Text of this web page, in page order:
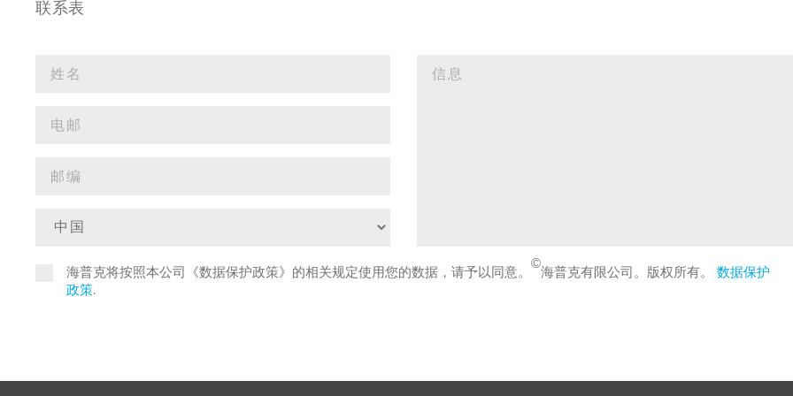
联系表
海普克将按照本公司《数据保护政策》的相关规定使用您的数据，请予以同意。
©
海普克有限公司。版权所有。 数据保护
政策.